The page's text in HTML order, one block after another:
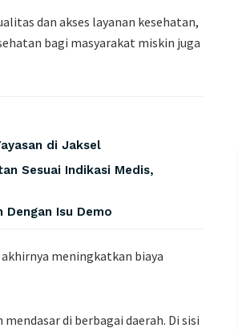
dan akses layanan kesehatan,
bagi masyarakat miskin juga
di Jaksel
Sesuai Indikasi Medis,
Isu Demo
meningkatkan biaya
di berbagai daerah. Di sisi